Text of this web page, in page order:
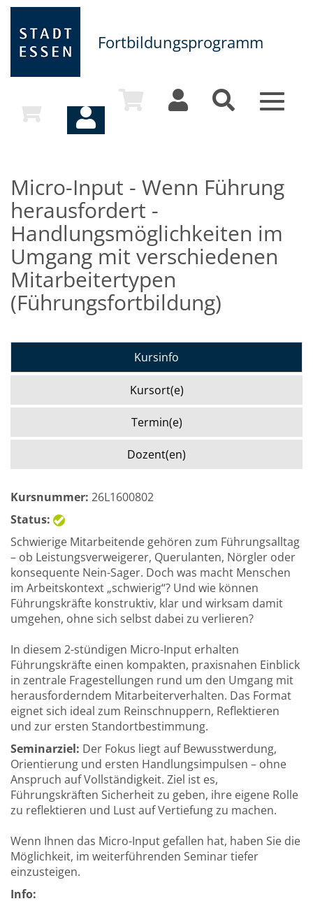
Fortbildungsprogramm
Toggle
Micro-Input - Wenn Führung
herausfordert -
Handlungsmöglichkeiten im
Umgang mit verschiedenen
Mitarbeitertypen
(Führungsfortbildung)
Kursinfo
Kursort(e)
Termin(e)
Dozent(en)
Kursnummer: 26L1600802
Status:
Schwierige Mitarbeitende gehören zum Führungsalltag
– ob Leistungsverweigerer, Querulanten, Nörgler oder
konsequente Nein-Sager. Doch was macht Menschen
im Arbeitskontext „schwierig“? Und wie können
Führungskräfte konstruktiv, klar und wirksam damit
umgehen, ohne sich selbst dabei zu verlieren?
In diesem 2-stündigen Micro-Input erhalten
Führungskräfte einen kompakten, praxisnahen Einblick
in zentrale Fragestellungen rund um den Umgang mit
herausforderndem Mitarbeiterverhalten. Das Format
eignet sich ideal zum Reinschnuppern, Reflektieren
und zur ersten Standortbestimmung.
Seminarziel: Der Fokus liegt auf Bewusstwerdung,
Orientierung und ersten Handlungsimpulsen – ohne
Anspruch auf Vollständigkeit. Ziel ist es,
Führungskräften Sicherheit zu geben, ihre eigene Rolle
zu reflektieren und Lust auf Vertiefung zu machen.
Wenn Ihnen das Micro-Input gefallen hat, haben Sie die
Möglichkeit, im weiterführenden Seminar tiefer
einzusteigen.
Info: